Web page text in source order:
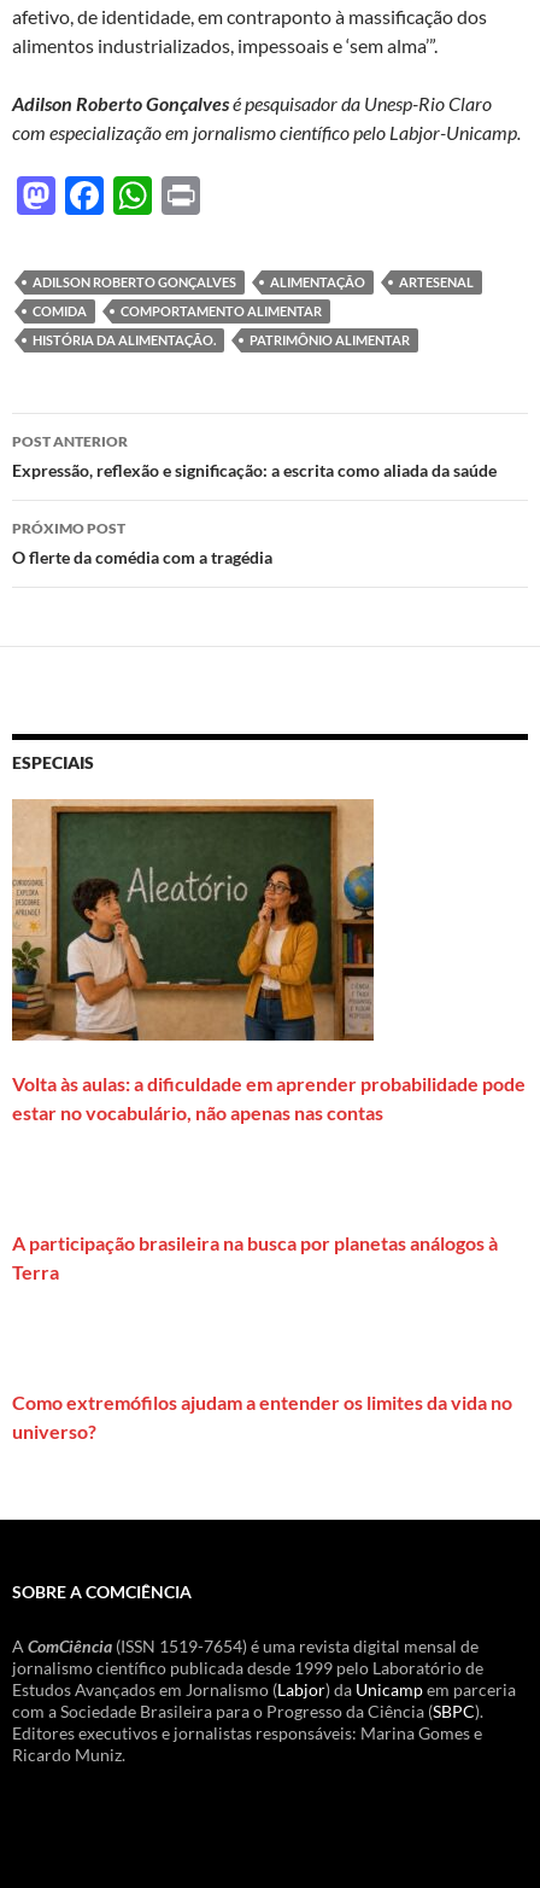
afetivo, de identidade, em contraponto à massificação dos
alimentos industrializados, impessoais e ‘sem alma’”.
Adilson Roberto Gonçalvesé pesquisador da Unesp-Rio Claro
com especialização em jornalismo científico pelo Labjor-Unicamp.
M
to
d
o
F
e
b
o
k
W
at
s
A
p
nt
ADILSON ROBERTO GONÇALVES ALIMENTAÇÃO
ARTESENAL
COMIDA
COMPORTAMENTO ALIMENTAR
HISTÓRIA DA ALIMENTAÇÃO.
PATRIMÔNIO ALIMENTAR
Navegação
de
posts
POST ANTERIOR
Expressão, reflexão e significação: a escrita como aliada da saúde
PRÓXIMO POST
O flerte da comédia com a tragédia
ESPECIAIS
Volta às aulas: a dificuldade em aprender probabilidade pode
estar no vocabulário, não apenas nas contas
A participação brasileira na busca por planetas análogos à
Terra
Como extremófilos ajudam a entender os limites da vida no
universo?
SOBRE A COMCIÊNCIA
A ComCiência (ISSN 1519-7654) é uma revista digital mensal de
jornalismo científico publicada desde 1999 pelo Laboratório de
Estudos Avançados em Jornalismo (Labjor) da Unicampem parceria
com a Sociedade Brasileira para o Progresso da Ciência (SBPC).
Editores executivos e jornalistas responsáveis: Marina Gomes e
Ricardo Muniz.